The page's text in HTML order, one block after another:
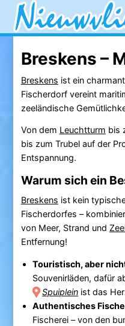
Breskens –
Breskens ist ein
Fischerdorf vereint
zeeländische
Von dem Leuchtturm bis
bis zum Trubel auf der
Entspannung.
Warum sich ein
Breskens ist kein
Fischerdorfes –
von Meer, Strand und
Entfernung!
Touristisch, aber
Souvenirläden, dafür
Spuiplein ist das
Authentisches
Fischerei – von den